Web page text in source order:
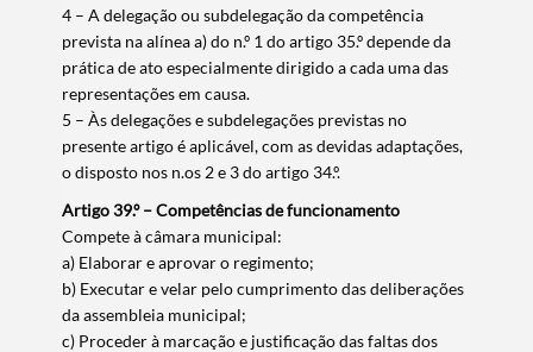
4 – A delegação ou subdelegação da competência
prevista na alínea a) do n.º 1 do artigo 35.º depende da
prática de ato especialmente dirigido a cada uma das
representações em causa.
5 – Às delegações e subdelegações previstas no
presente artigo é aplicável, com as devidas adaptações,
o disposto nos n.os 2 e 3 do artigo 34.º.
Artigo 39.º – Competências de funcionamento
Compete à câmara municipal:
a) Elaborar e aprovar o regimento;
b) Executar e velar pelo cumprimento das deliberações
da assembleia municipal;
c) Proceder à marcação e justificação das faltas dos